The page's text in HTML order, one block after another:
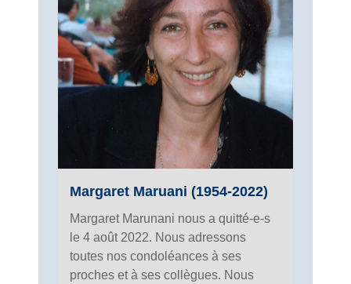
Margaret Maruani (1954-2022)
Margaret Marunani nous a quitté-e-s
le 4 août 2022. Nous adressons
toutes nos condoléances à ses
proches et à ses collègues. Nous